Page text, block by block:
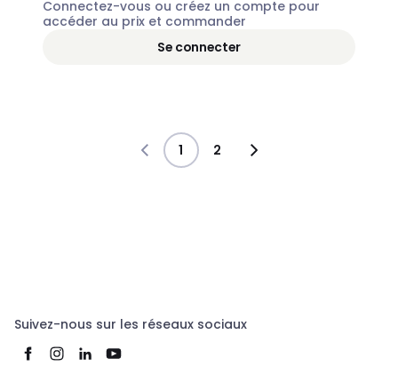
Connectez-vous ou créez un compte pour
accéder au prix et commander
Se connecter
1 2
Suivez-nous sur les réseaux sociaux